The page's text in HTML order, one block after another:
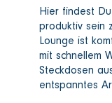
Hier findest
produktiv sein
Lounge ist
mit schnellem
Steckdosen
entspanntes